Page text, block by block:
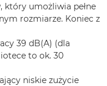
który umożliwia pełne
rozmiarze. Koniec z
39 dB(A) (dla
to ok. 30
niskie zużycie